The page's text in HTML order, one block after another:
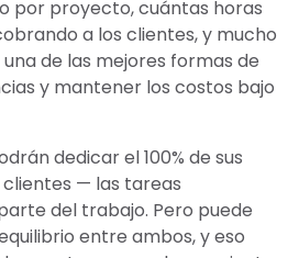
por proyecto, cuántas horas
a los clientes, y mucho
una de las mejores formas de
y mantener los costos bajo
dedicar el 100% de sus
— las tareas
del trabajo. Pero puede
entre ambos, y eso